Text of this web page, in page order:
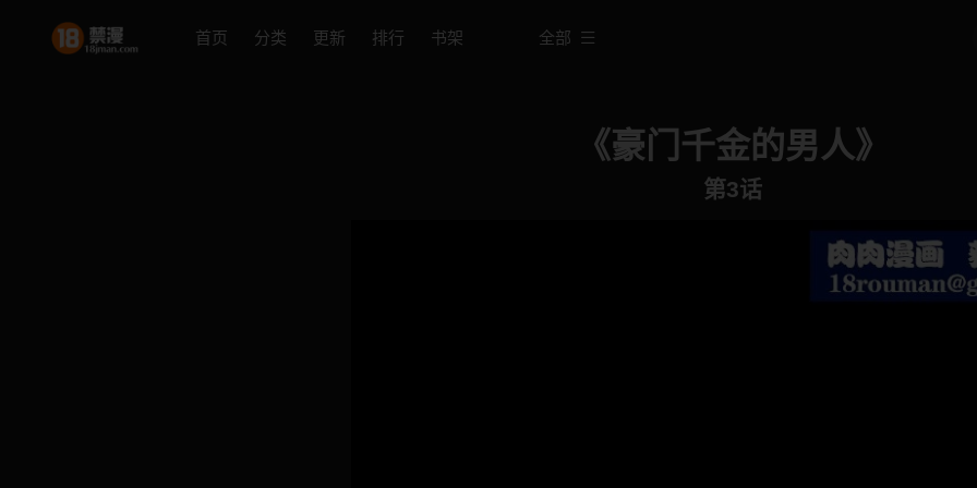
首页 分类 更新 排行 书架 全部
《豪门千金的男人》
第3话